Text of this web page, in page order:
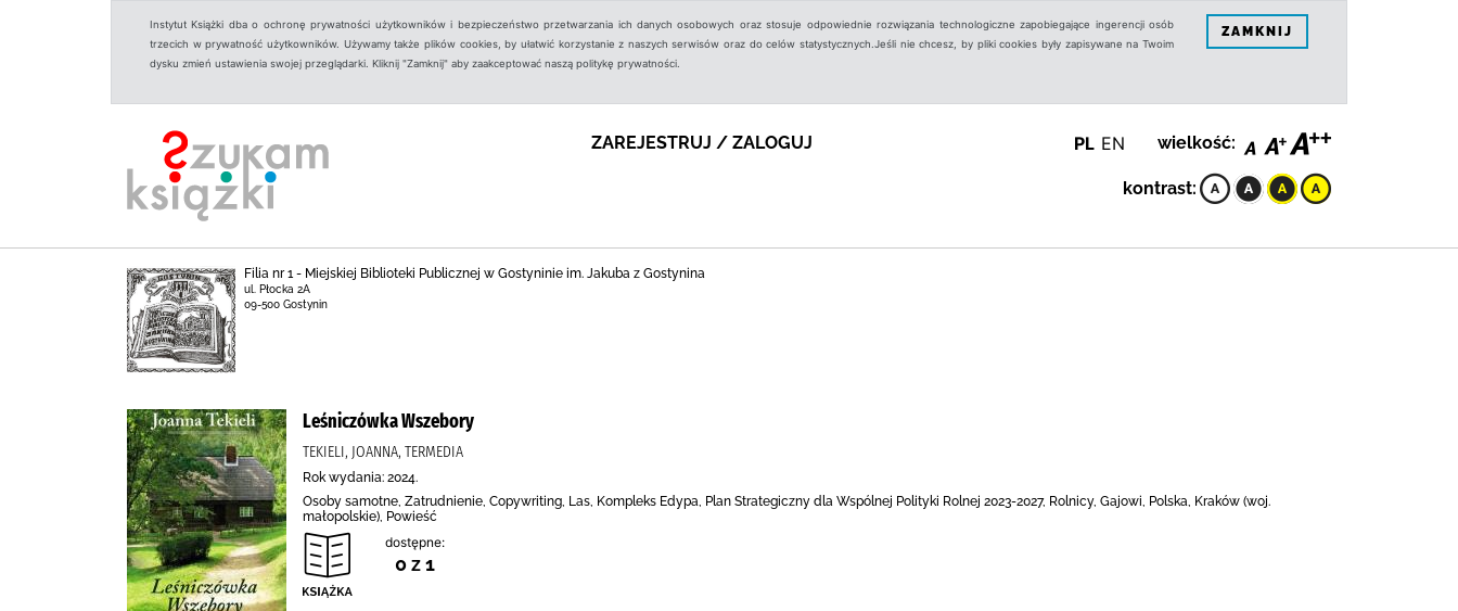
Instytut Książki dba o ochronę prywatności użytkowników i bezpieczeństwo przetwarzania ich danych osobowych oraz stosuje odpowiednie rozwiązania technologiczne zapobiegające ingerencji osób
trzecich w prywatność użytkowników. Używamy także plików cookies, by ułatwić korzystanie z naszych serwisów oraz do celów statystycznych.Jeśli nie chcesz, by pliki cookies były zapisywane na Twoim
dysku zmień ustawienia swojej przeglądarki. Kliknij "Zamknij" aby zaakceptować naszą politykę prywatności.
ZAMKNIJ
ZAREJESTRUJ / ZALOGUJ PL EN wielkość:
kontrast:
Filia nr 1 - Miejskiej Biblioteki Publicznej w Gostyninie im. Jakuba z Gostynina
ul. Płocka 2A
09-500 Gostynin
Leśniczówka Wszebory
TEKIELI, JOANNA, TERMEDIA
Rok wydania: 2024.
Osoby samotne, Zatrudnienie, Copywriting, Las, Kompleks Edypa, Plan Strategiczny dla Wspólnej Polityki Rolnej 2023-2027, Rolnicy, Gajowi, Polska, Kraków (woj.
małopolskie), Powieść
dostępne:
0 z 1